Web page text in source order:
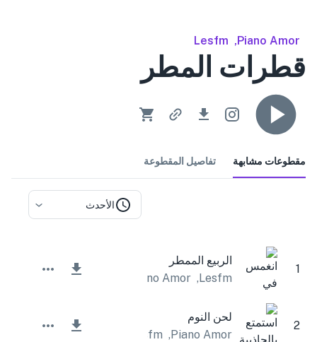
Piano Amor
,
Lesfm
قطرات المطر
مقطوعات مشابهة تفاصيل المقطوعة
الأحدث
1
الربيع الممطر
Lesfm
,
Piano Amor
2
لحن النوم
Piano Amor
,
Lesfm